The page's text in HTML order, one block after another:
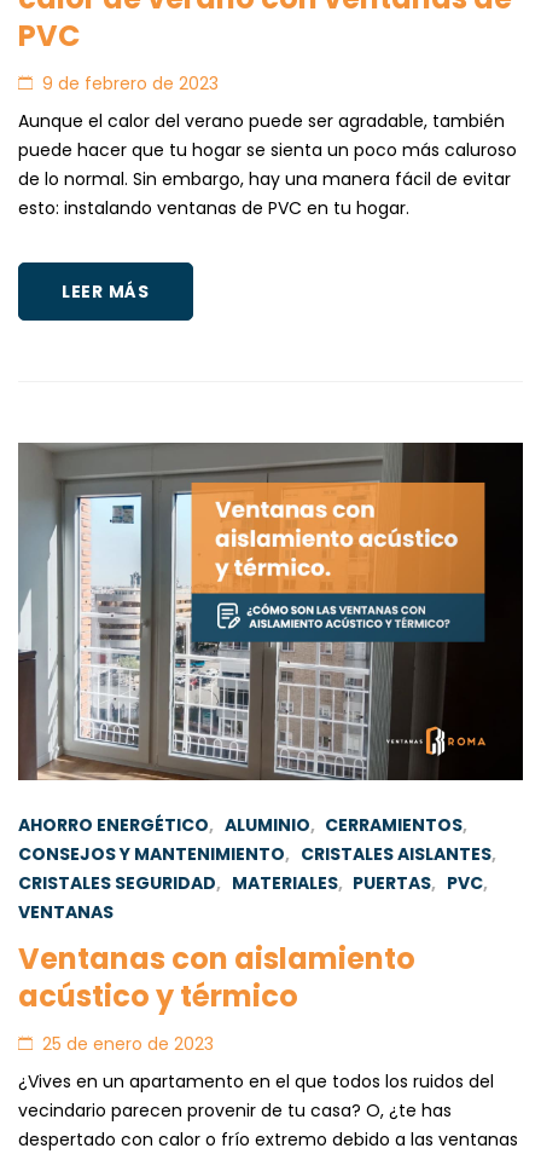
PVC
9 de febrero de 2023
Aunque el calor del verano puede ser agradable, también
puede hacer que tu hogar se sienta un poco más caluroso
de lo normal. Sin embargo, hay una manera fácil de evitar
esto: instalando ventanas de PVC en tu hogar.
LEER MÁS
AHORRO ENERGÉTICO, ALUMINIO, CERRAMIENTOS,
CONSEJOS Y MANTENIMIENTO, CRISTALES AISLANTES,
CRISTALES SEGURIDAD, MATERIALES, PUERTAS, PVC,
VENTANAS
Ventanas con aislamiento
acústico y térmico
25 de enero de 2023
¿Vives en un apartamento en el que todos los ruidos del
vecindario parecen provenir de tu casa? O, ¿te has
despertado con calor o frío extremo debido a las ventanas